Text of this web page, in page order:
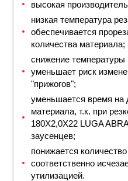
высокая
низкая температура
обеспечивается
количества материала;
снижение температуры
уменьшает риск
"прижогов";
уменьшается время на
материала, т.к. при
180Х2,0Х22 LUGA
заусенцев;
понижается
соответственно
утилизацией.